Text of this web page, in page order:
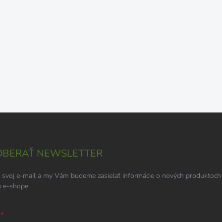
NEWSLETTER
e-mail a my Vám budeme zasielať informácie o nových
e-shope.